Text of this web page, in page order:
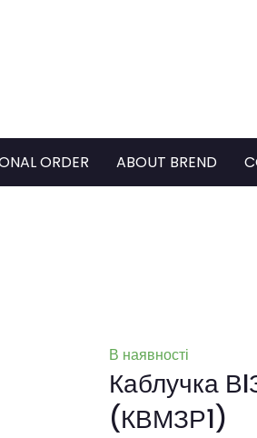
ORDER ABOUT BREND
В наявності
Каблучка
(КВМЗР1)